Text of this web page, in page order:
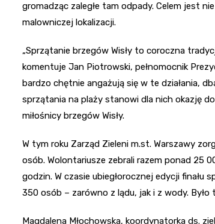
gromadząc zaległe tam odpady. Celem jest
malowniczej lokalizacji.
„Sprzątanie brzegów Wisły to coroczna
komentuje Jan Piotrowski, pełnomocnik
bardzo chętnie angażują się w te działania,
sprzątania na plaży stanowi dla nich okazję
miłośnicy brzegów Wisły.
W tym roku Zarząd Zieleni m.st. Warszawy
osób. Wolontariusze zebrali razem ponad 25
godzin. W czasie ubiegłorocznej edycji finału
350 osób – zarówno z lądu, jak i z wody.
Magdalena Młochowska, koordynatorka ds.